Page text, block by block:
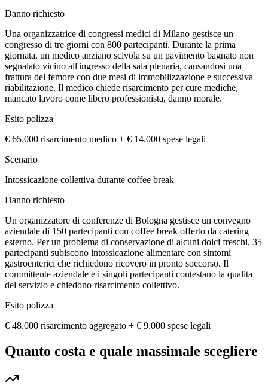
Danno richiesto
Una organizzatrice di congressi medici di Milano gestisce un
congresso di tre giorni con 800 partecipanti. Durante la prima
giornata, un medico anziano scivola su un pavimento bagnato non
segnalato vicino all'ingresso della sala plenaria, causandosi una
frattura del femore con due mesi di immobilizzazione e successiva
riabilitazione. Il medico chiede risarcimento per cure mediche,
mancato lavoro come libero professionista, danno morale.
Esito polizza
€ 65.000 risarcimento medico + € 14.000 spese legali
Scenario
Intossicazione collettiva durante coffee break
Danno richiesto
Un organizzatore di conferenze di Bologna gestisce un convegno
aziendale di 150 partecipanti con coffee break offerto da catering
esterno. Per un problema di conservazione di alcuni dolci freschi, 35
partecipanti subiscono intossicazione alimentare con sintomi
gastroenterici che richiedono ricovero in pronto soccorso. Il
committente aziendale e i singoli partecipanti contestano la qualita
del servizio e chiedono risarcimento collettivo.
Esito polizza
€ 48.000 risarcimento aggregato + € 9.000 spese legali
Quanto costa e quale massimale scegliere